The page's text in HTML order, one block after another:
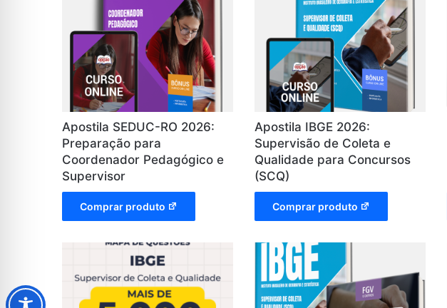
Apostila SEDUC-RO 2026:
Preparação para
Coordenador Pedagógico e
Supervisor
Comprar produto
Apostila IBGE 2026:
Supervisão de Coleta e
Qualidade para Concursos
(SCQ)
Comprar produto